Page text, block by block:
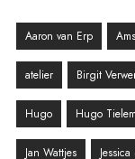
Aaron van Erp
atelier Birgit
Hugo Hugo
Jan Wattjes